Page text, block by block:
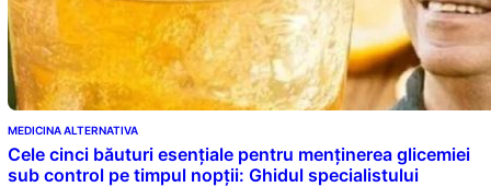
MEDICINA ALTERNATIVA
Cele cinci băuturi esențiale pentru menținerea glicemiei
sub control pe timpul nopții: Ghidul specialistului